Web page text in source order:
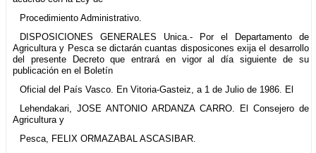
Procedimiento Administrativo.
DISPOSICIONES GENERALES Unica.- Por el Departamento de
Agricultura y Pesca se dictarán cuantas disposicones exija el desarrollo
del presente Decreto que entrará en vigor al día siguiente de su
publicación en el Boletín
Oficial del País Vasco. En Vitoria-Gasteiz, a 1 de Julio de 1986. El
Lehendakari, JOSE ANTONIO ARDANZA CARRO. El Consejero de
Agricultura y
Pesca, FELIX ORMAZABAL ASCASIBAR.